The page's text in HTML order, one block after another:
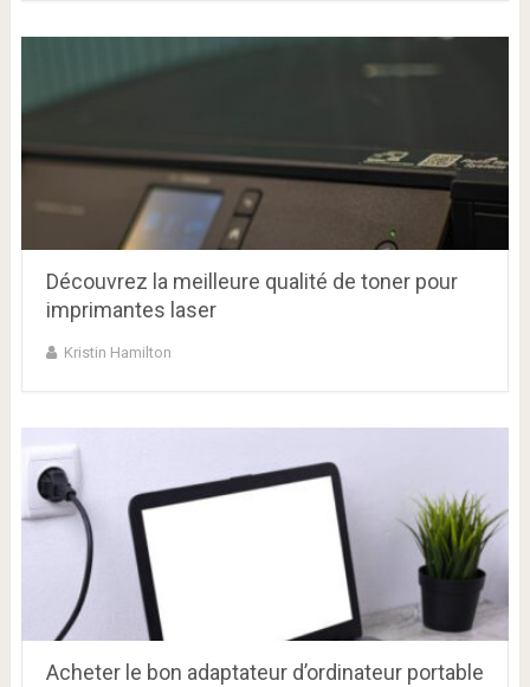
Découvrez la meilleure qualité de toner pour
imprimantes laser
Kristin Hamilton
Acheter le bon adaptateur d’ordinateur portable